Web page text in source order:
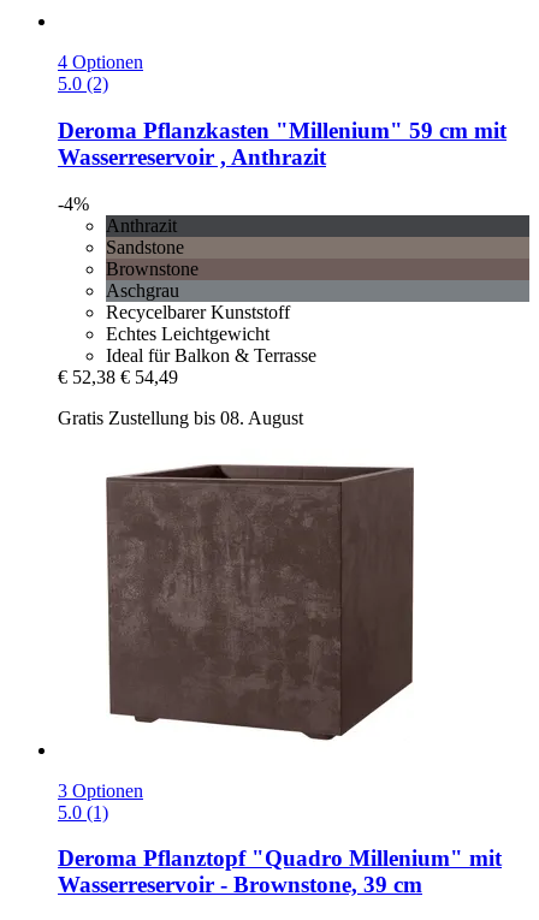
4 Optionen
5.0 (2)
Deroma Pflanzkasten "Millenium" 59 cm mit
Wasserreservoir , Anthrazit
-4%
Anthrazit
Sandstone
Brownstone
Aschgrau
Recycelbarer Kunststoff
Echtes Leichtgewicht
Ideal für Balkon & Terrasse
€ 52,38 € 54,49
Gratis Zustellung bis 08. August
3 Optionen
5.0 (1)
Deroma Pflanztopf "Quadro Millenium" mit
Wasserreservoir -​ Brownstone, 39 cm